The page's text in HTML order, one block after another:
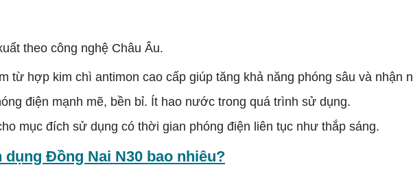
theo công nghệ Châu Âu.
từ hợp kim chì antimon cao cấp giúp tăng khả năng phóng sâu và nhận
điện mạnh mẽ, bền bỉ. Ít hao nước trong quá trình sử dụng.
mục đích sử dụng có thời gian phóng điện liên tục như thắp sáng.
dụng Đồng Nai N30 bao nhiêu?